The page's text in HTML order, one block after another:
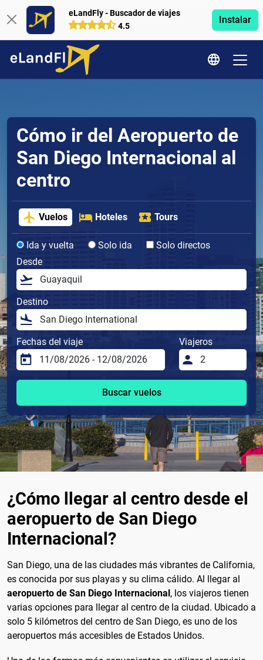
eLandFly - Buscador de viajes
4.5
Instalar
Cómo ir del Aeropuerto de
San Diego Internacional al
centro
Vuelos Hoteles Tours
Ida y vuelta Solo ida
Solo directos
Desde
Destino
Fechas del viaje Viajeros
Buscar vuelos
¿Cómo llegar al centro desde el
aeropuerto de San Diego
Internacional?
San Diego, una de las ciudades más vibrantes de California,
es conocida por sus playas y su clima cálido. Al llegar al
aeropuerto de San Diego Internacional , los viajeros tienen
varias opciones para llegar al centro de la ciudad. Ubicado a
solo 5 kilómetros del centro de San Diego, es uno de los
aeropuertos más accesibles de Estados Unidos.